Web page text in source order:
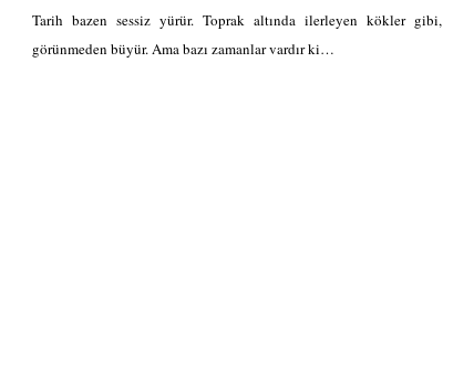
Tarih bazen sessiz yürür. Toprak altında ilerleyen kökler gibi,
görünmeden büyür. Ama bazı zamanlar vardır ki…